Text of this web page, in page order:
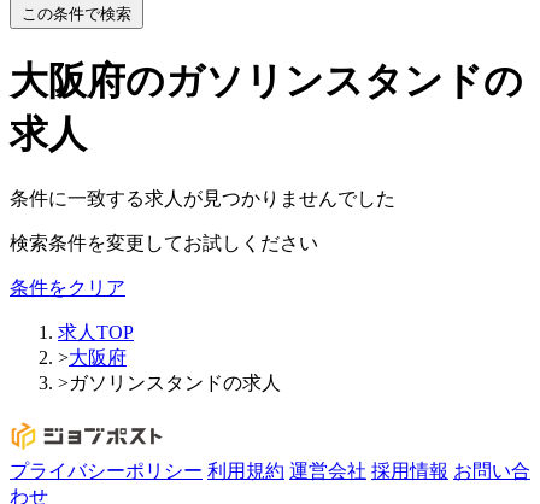
この条件で検索
大阪府のガソリンスタンドの
求人
条件に一致する求人が見つかりませんでした
検索条件を変更してお試しください
条件をクリア
求人TOP
>大阪府
>ガソリンスタンドの求人
プライバシーポリシー 利用規約 運営会社 採用情報 お問い合
わせ